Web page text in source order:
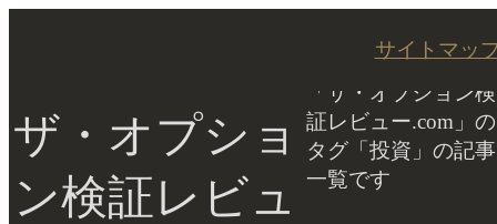
ザ・オプショ
ン検証レビュ
「ザ・オプション検
証レビュー.com」の
タグ「投資」の記事
一覧です
サイトマッ